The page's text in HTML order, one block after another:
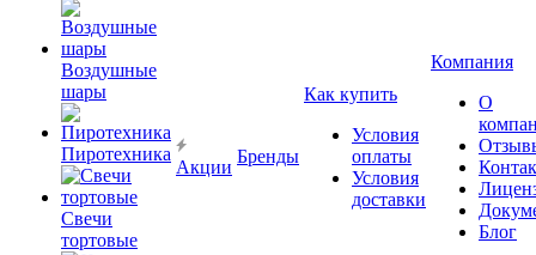
Воздушные
шары
Пиротехника
Свечи
тортовые
Акции
Бренды
Как купить
Условия
оплаты
Условия
доставки
Компания
О
Блог